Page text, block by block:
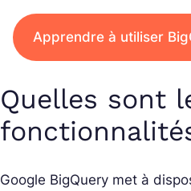
Apprendre à utiliser
Quelles sont
Google BigQuery met à